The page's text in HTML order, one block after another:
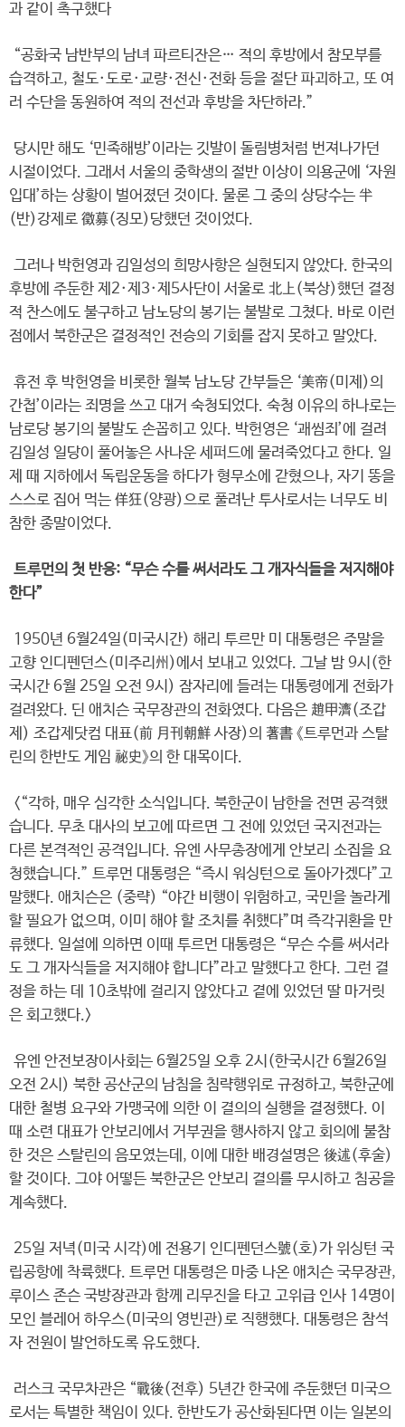
과 같이 촉구했다
“공화국 남반부의 남녀 파르티잔은… 적의 후방에서 참모부를
습격하고, 철도·도로·교량·전신·전화 등을 절단 파괴하고, 또 여
러 수단을 동원하여 적의 전선과 후방을 차단하라.”
당시만 해도 ‘민족해방’이라는 깃발이 돌림병처럼 번져나가던
시절이었다. 그래서 서울의 중학생의 절반 이상이 의용군에 ‘자원
입대’하는 상황이 벌어졌던 것이다. 물론 그 중의 상당수는 半
(반)강제로 徵募(징모)당했던 것이었다.
그러나 박헌영과 김일성의 희망사항은 실현되지 않았다. 한국의
후방에 주둔한 제2·제3·제5사단이 서울로 北上(북상)했던 결정
적 찬스에도 불구하고 남노당의 봉기는 불발로 그쳤다. 바로 이런
점에서 북한군은 결정적인 전승의 기회를 잡지 못하고 말았다.
휴전 후 박헌영을 비롯한 월북 남노당 간부들은 ‘美帝(미제)의
간첩’이라는 죄명을 쓰고 대거 숙청되었다. 숙청 이유의 하나로는
남로당 봉기의 불발도 손꼽히고 있다. 박헌영은 ‘괘씸죄’에 걸려
김일성 일당이 풀어놓은 사나운 세퍼드에 물려죽었다고 한다. 일
제 때 지하에서 독립운동을 하다가 형무소에 갇혔으나, 자기 똥을
스스로 집어 먹는 佯狂(양광)으로 풀려난 투사로서는 너무도 비
참한 종말이었다.
트루먼의 첫 반응: “무슨 수를 써서라도 그 개자식들을 저지해야
한다”
1950년 6월24일(미국시간) 해리 투르만 미 대통령은 주말을
고향 인디펜던스(미주리州)에서 보내고 있었다. 그날 밤 9시(한
국시간 6월 25일 오전 9시) 잠자리에 들려는 대통령에게 전화가
걸려왔다. 딘 애치슨 국무장관의 전화였다. 다음은 趙甲濟(조갑
제) 조갑제닷컴 대표(前 月刊朝鮮 사장)의 著書 《트루먼과 스탈
린의 한반도 게임 秘史》의 한 대목이다.
<“각하, 매우 심각한 소식입니다. 북한군이 남한을 전면 공격했
습니다. 무초 대사의 보고에 따르면 그 전에 있었던 국지전과는
다른 본격적인 공격입니다. 유엔 사무총장에게 안보리 소집을 요
청했습니다.” 트루먼 대통령은 “즉시 워싱턴으로 돌아가겠다”고
말했다. 애치슨은 (중략) “야간 비행이 위험하고, 국민을 놀라게
할 필요가 없으며, 이미 해야 할 조치를 취했다”며 즉각귀환을 만
류했다. 일설에 의하면 이때 투르먼 대통령은 “무슨 수를 써서라
도 그 개자식들을 저지해야 합니다”라고 말했다고 한다. 그런 결
정을 하는 데 10초밖에 걸리지 않았다고 곁에 있었던 딸 마거릿
은 회고했다.>
유엔 안전보장이사회는 6월25일 오후 2시(한국시간 6월26일
오전 2시) 북한 공산군의 남침을 침략행위로 규정하고, 북한군에
대한 철병 요구와 가맹국에 의한 이 결의의 실행을 결정했다. 이
때 소련 대표가 안보리에서 거부권을 행사하지 않고 회의에 불참
한 것은 스탈린의 음모였는데, 이에 대한 배경설명은 後述(후술)
할 것이다. 그야 어떻든 북한군은 안보리 결의를 무시하고 침공을
계속했다.
25일 저녁(미국 시각)에 전용기 인디펜던스號(호)가 위싱턴 국
립공항에 착륙했다. 트루먼 대통령은 마중 나온 애치슨 국무장관,
루이스 존슨 국방장관과 함께 리무진을 타고 고위급 인사 14명이
모인 블레어 하우스(미국의 영빈관)로 직행했다. 대통령은 참석
자 전원이 발언하도록 유도했다.
러스크 국무차관은 “戰後(전후) 5년간 한국에 주둔했던 미국으
로서는 특별한 책임이 있다. 한반도가 공산화된다면 이는 일본의